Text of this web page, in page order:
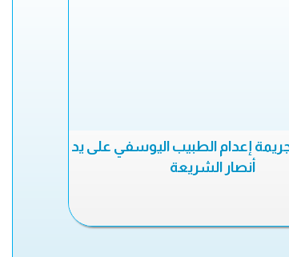
إعدام الطبيب اليوسفي على يد
أنصار الشريعة